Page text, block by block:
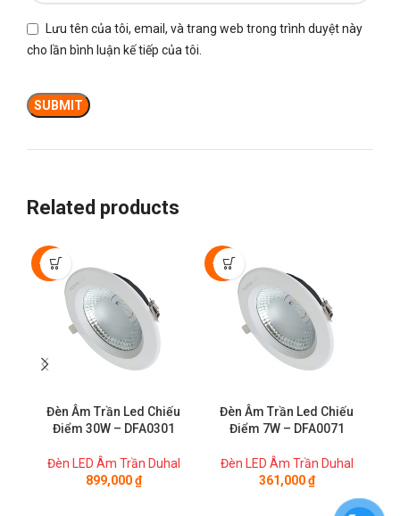
Lưu tên của tôi, email, và trang web trong trình duyệt này
cho lần bình luận kế tiếp của tôi.
Related products
-50%
Đèn Âm Trần Led Chiếu
Điểm 30W – DFA0301
Đèn LED Âm Trần Duhal
899,000₫
-50%
Đèn Âm Trần Led Chiếu
Điểm 7W – DFA0071
Đèn LED Âm Trần Duhal
361,000₫